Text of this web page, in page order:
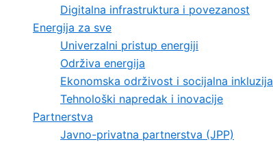
Digitalna infrastruktura i povezanost
Energija za sve
Univerzalni pristup energiji
Održiva energija
Ekonomska održivost i socijalna inkluzija
Tehnološki napredak i inovacije
Partnerstva
Javno-privatna partnerstva (JPP)